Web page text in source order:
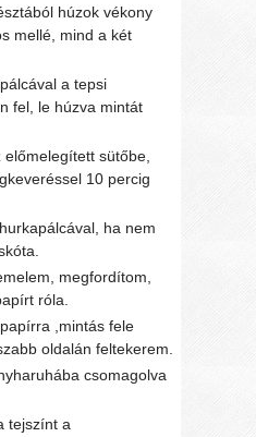
húzok vékony
mellé, mind a két
a tepsi
fel, le húzva mintát
előmelegített sütőbe,
10 percig
ha nem
megfordítom,
róla.
,mintás fele
oldalán feltekerem.
csomagolva
tejszínt a